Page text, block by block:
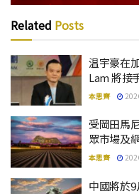
Related Posts
温宇豪在
Lam 將接
本思齊
受岡田馬
眾市場及
本思齊
中國將於